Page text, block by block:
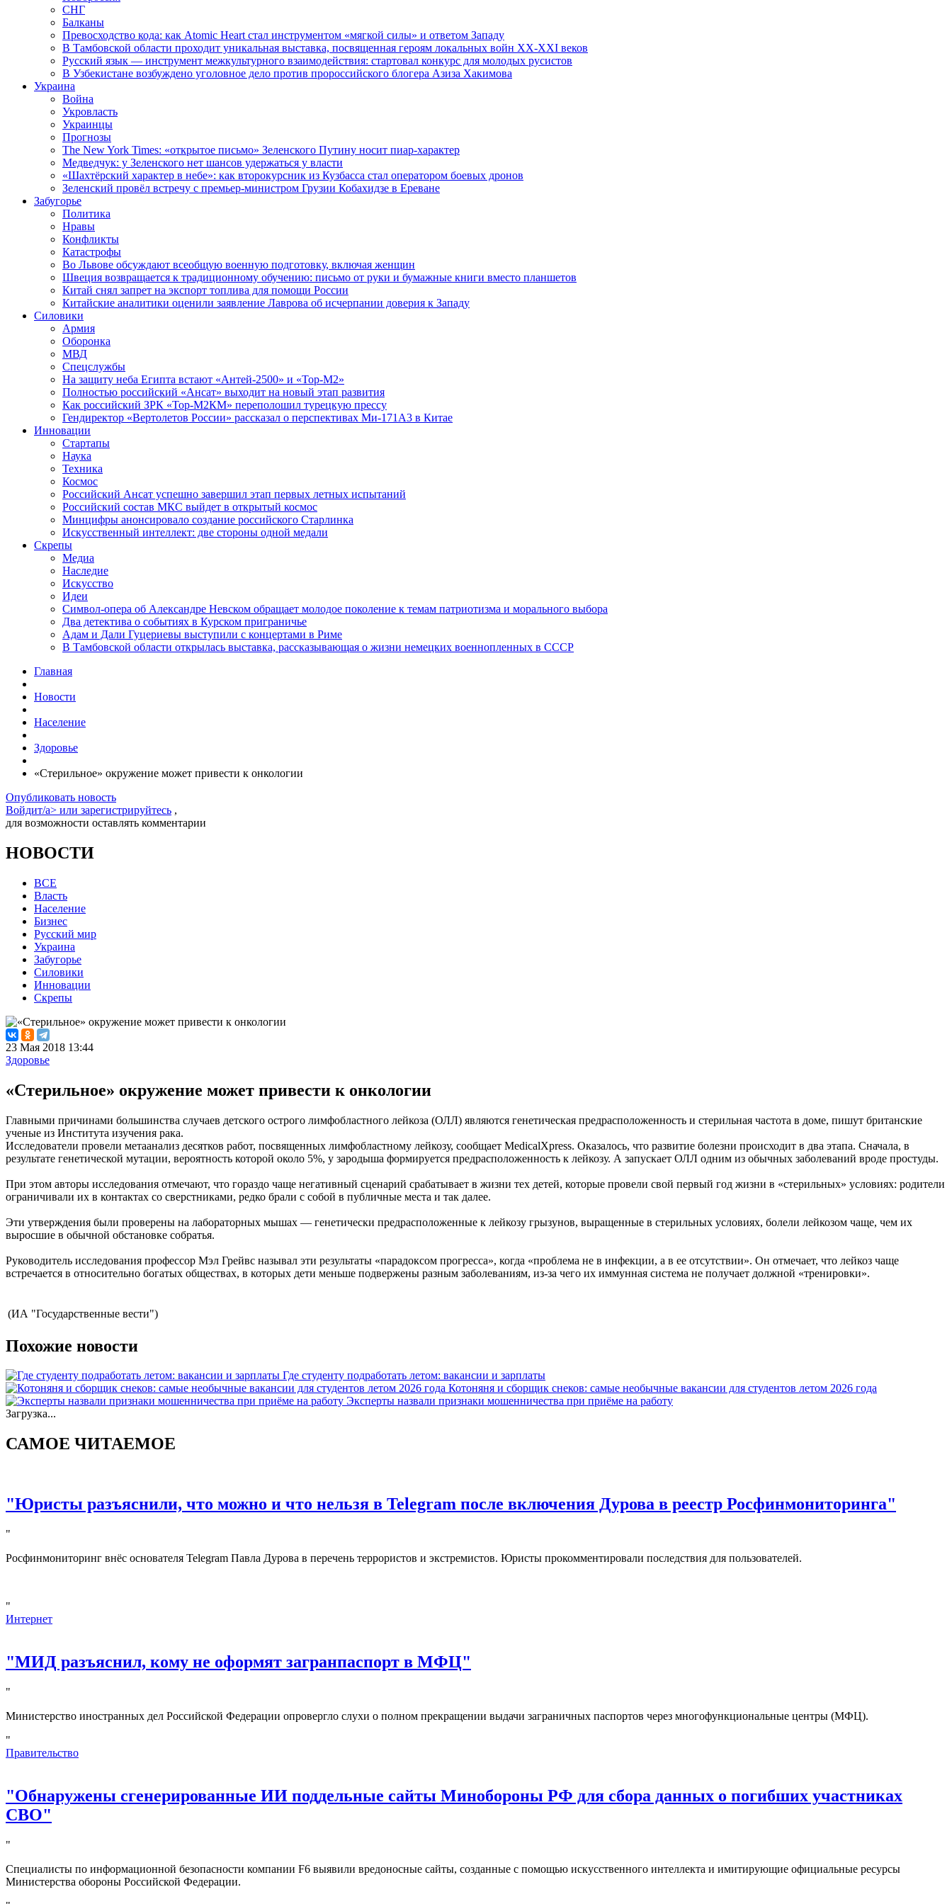
СНГ
Балканы
Превосходство кода: как Atomic Heart стал инструментом «мягкой силы» и ответом Западу
В Тамбовской области проходит уникальная выставка, посвященная героям локальных войн XX-XXI веков
Русский язык — инструмент межкультурного взаимодействия: стартовал конкурс для молодых русистов
В Узбекистане возбуждено уголовное дело против пророссийского блогера Азиза Хакимова
Украина
Война
Укровласть
Украинцы
Прогнозы
The New York Times: «открытое письмо» Зеленского Путину носит пиар-характер
Медведчук: у Зеленского нет шансов удержаться у власти
«Шахтёрский характер в небе»: как второкурсник из Кузбасса стал оператором боевых дронов
Зеленский провёл встречу с премьер-министром Грузии Кобахидзе в Ереване
Забугорье
Политика
Нравы
Конфликты
Катастрофы
Во Львове обсуждают всеобщую военную подготовку, включая женщин
Швеция возвращается к традиционному обучению: письмо от руки и бумажные книги вместо планшетов
Китай снял запрет на экспорт топлива для помощи России
Китайские аналитики оценили заявление Лаврова об исчерпании доверия к Западу
Силовики
Армия
Оборонка
МВД
Спецслужбы
На защиту неба Египта встают «Антей-2500» и «Тор-М2»
Полностью российский «Ансат» выходит на новый этап развития
Как российский ЗРК «Тор-М2КМ» переполошил турецкую прессу
Гендиректор «Вертолетов России» рассказал о перспективах Ми-171А3 в Китае
Инновации
Стартапы
Наука
Техника
Космос
Российский Ансат успешно завершил этап первых летных испытаний
Российский состав МКС выйдет в открытый космос
Минцифры анонсировало создание российского Старлинка
Искусственный интеллект: две стороны одной медали
Скрепы
Медиа
Наследие
Искусство
Идеи
Символ-опера об Александре Невском обращает молодое поколение к темам патриотизма и морального выбора
Два детектива о событиях в Курском приграничье
Адам и Дали Гуцериевы выступили с концертами в Риме
В Тамбовской области открылась выставка, рассказывающая о жизни немецких военнопленных в СССР
Главная
Новости
Население
Здоровье
«Стерильное» окружение может привести к онкологии
Опубликовать новость
Войдит/a> или зарегистрируйтесь ,
для возможности оставлять комментарии
НОВОСТИ
ВСЕ
Власть
Население
Бизнес
Русский мир
Украина
Забугорье
Силовики
Инновации
Скрепы
23 Мая 2018 13:44
Здоровье
«Стерильное» окружение может привести к онкологии
Главными причинами большинства случаев детского острого лимфобластного лейкоза (ОЛЛ) являются генетическая предрасположенность и стерильная частота в доме, пишут британские
ученые из Института изучения рака.
Исследователи провели метаанализ десятков работ, посвященных лимфобластному лейкозу, сообщает MedicalXpress. Оказалось, что развитие болезни происходит в два этапа. Сначала, в
результате генетической мутации, вероятность которой около 5%, у зародыша формируется предрасположенность к лейкозу. А запускает ОЛЛ одним из обычных заболеваний вроде простуды.
При этом авторы исследования отмечают, что гораздо чаще негативный сценарий срабатывает в жизни тех детей, которые провели свой первый год жизни в «стерильных» условиях: родители
ограничивали их в контактах со сверстниками, редко брали с собой в публичные места и так далее.
Эти утверждения были проверены на лабораторных мышах — генетически предрасположенные к лейкозу грызунов, выращенные в стерильных условиях, болели лейкозом чаще, чем их
выросшие в обычной обстановке собратья.
Руководитель исследования профессор Мэл Грейвс называл эти результаты «парадоксом прогресса», когда «проблема не в инфекции, а в ее отсутствии». Он отмечает, что лейкоз чаще
встречается в относительно богатых обществах, в которых дети меньше подвержены разным заболеваниям, из-за чего их иммунная система не получает должной «тренировки».
(ИА "Государственные вести")
Похожие новости
Где студенту подработать летом: вакансии и зарплаты
Котоняня и сборщик снеков: самые необычные вакансии для студентов летом 2026 года
Эксперты назвали признаки мошенничества при приёме на работу
Загрузка...
САМОЕ ЧИТАЕМОЕ
"Юристы разъяснили, что можно и что нельзя в Telegram после включения Дурова в реестр Росфинмониторинга"
"
Росфинмониторинг внёс основателя Telegram Павла Дурова в перечень террористов и экстремистов. Юристы прокомментировали последствия для пользователей.
"
Интернет
"МИД разъяснил, кому не оформят загранпаспорт в МФЦ"
"
Министерство иностранных дел Российской Федерации опровергло слухи о полном прекращении выдачи заграничных паспортов через многофункциональные центры (МФЦ).
"
Правительство
"Обнаружены сгенерированные ИИ поддельные сайты Минобороны РФ для сбора данных о погибших участниках
СВО"
"
Специалисты по информационной безопасности компании F6 выявили вредоносные сайты, созданные с помощью искусственного интеллекта и имитирующие официальные ресурсы
Министерства обороны Российской Федерации.